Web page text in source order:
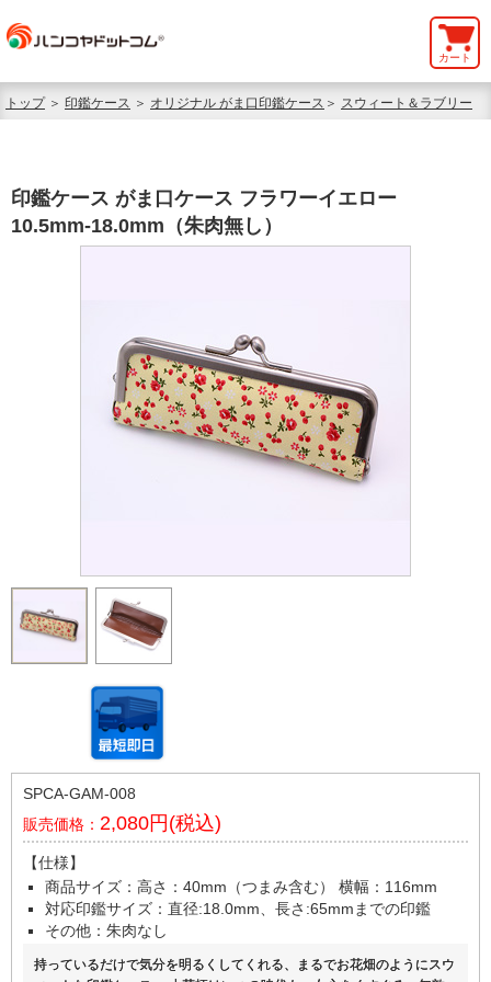
カート
トップ＞ 印鑑ケース ＞ オリジナル がま口印鑑ケース ＞ スウィート＆ラブリー
印鑑ケース がま口ケース フラワーイエロー
10.5mm-18.0mm（朱肉無し）
SPCA-GAM-008
販売価格： 2,080円(税込)
【仕様】
商品サイズ：高さ：40mm（つまみ含む） 横幅：116mm
対応印鑑サイズ：直径:18.0mm、長さ:65mmまでの印鑑
その他：朱肉なし
持っているだけで気分を明るくしてくれる、まるでお花畑のようにスウ